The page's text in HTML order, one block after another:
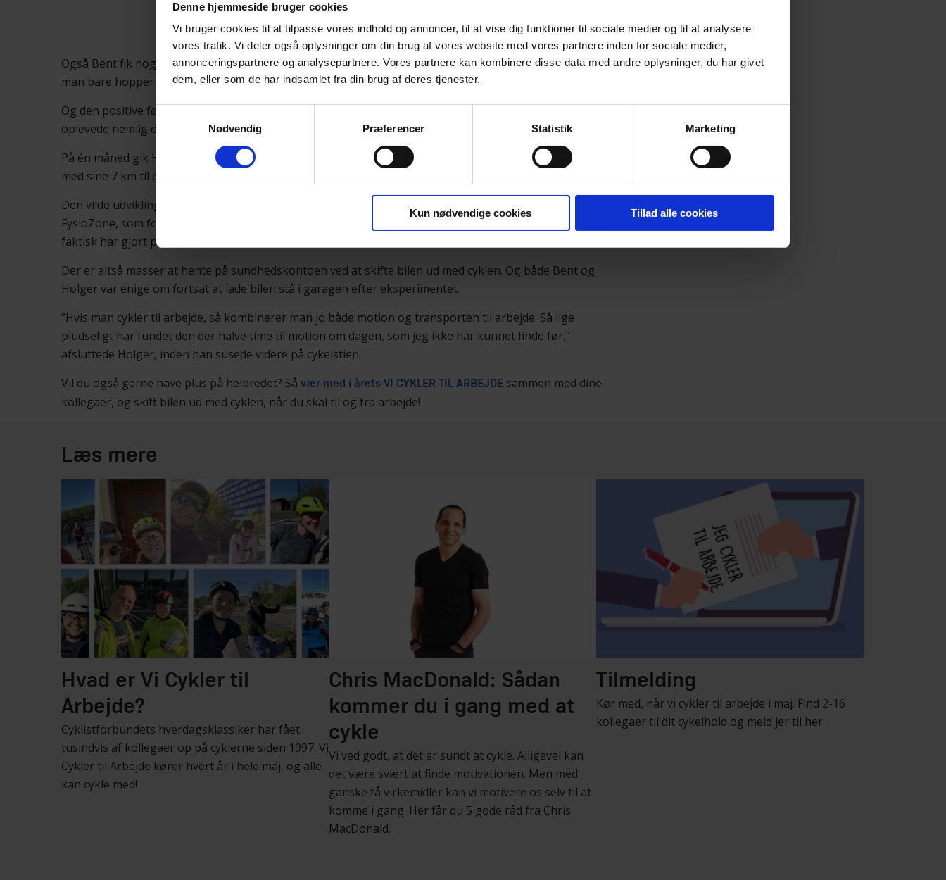
Denne hjemmeside bruger cookies
Vi bruger cookies til at tilpasse vores indhold og annoncer, til at vise dig funktioner til sociale medier og til at analysere
vores trafik. Vi deler også oplysninger om din brug af vores website med vores partnere inden for sociale medier,
annonceringspartnere og analysepartnere. Vores partnere kan kombinere disse data med andre oplysninger, du har givet
dem, eller som de har indsamlet fra din brug af deres tjenester.
Samtykkevalg
Nødvendig
Præferencer Statistik Marketing
Kun nødvendige cookies Tillad alle cookies
til at løfte humøret.”
Holger - om sin daglige 13 km lange tur
Også Bent fik noget ud af cykelturen: ”Man bliver morgenfrisk og får lige gang i systemet i stedet for, at
man bare hopper ind i bilen.”
Og den positive følelse i kroppen kunne også ses på tallene i sundhedstesten. Både Holger og Bent
oplevede nemlig en markant forbedring.
På én måned gik Holger fra en body-age på 45 år til bare 41 år og fik altså barberet 4 år af, mens Bent
med sine 7 km til og fra arbejde gik fra 42 til 39 år og blev dermed hele 3 år yngre i body-age.
Den vilde udvikling overraskede ikke blot de to deltagere, men også Martin Olsen, Fysioterapeut hos
FysioZone, som foretog testen: ”Det overrasker mig lidt, at de kan forbedre sig så meget, som de rent
faktisk har gjort på så kort tid.”
Der er altså masser at hente på sundhedskontoen ved at skifte bilen ud med cyklen. Og både Bent og
Holger var enige om fortsat at lade bilen stå i garagen efter eksperimentet.
”Hvis man cykler til arbejde, så kombinerer man jo både motion og transporten til arbejde. Så lige
pludseligt har fundet den der halve time til motion om dagen, som jeg ikke har kunnet finde før,”
afsluttede Holger, inden han susede videre på cykelstien.
Vil du også gerne have plus på helbredet? Så vær med i årets VI CYKLER TIL ARBEJDE sammen med dine
kollegaer, og skift bilen ud med cyklen, når du skal til og fra arbejde!
Læs mere
Hvad er Vi Cykler til
Arbejde?
Cyklistforbundets hverdagsklassiker har fået
tusindvis af kollegaer op på cyklerne siden 1997. Vi
Cykler til Arbejde kører hvert år i hele maj, og alle
kan cykle med!
Chris MacDonald: Sådan
kommer du i gang med at
cykle
Vi ved godt, at det er sundt at cykle. Alligevel kan
det være svært at finde motivationen. Men med
ganske få virkemidler kan vi motivere os selv til at
komme i gang. Her får du 5 gode råd fra Chris
MacDonald.
Tilmelding
Kør med, når vi cykler til arbejde i maj. Find 2-16
kollegaer til dit cykelhold og meld jer til her.